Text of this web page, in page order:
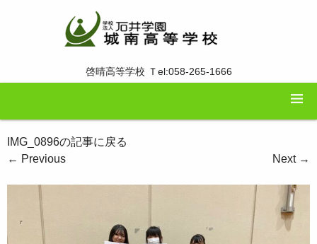
啓晴高等学校 Ｔel:058-265-1666
IMG_0896の記事に戻る
← Previous Next →